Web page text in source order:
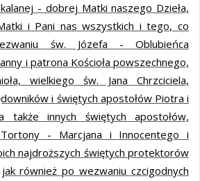
- dobrej Matki naszego Dzieła,
i Pani nas wszystkich i tego, co
św. Józefa - Oblubieńca
i patrona Kościoła powszechnego,
wielkiego św. Jana Chrzciciela,
i świętych apostołów Piotra i
także innych świętych apostołów,
- Marcjana i Innocentego i
najdroższych świętych protektorów
również po wezwaniu czcigodnych